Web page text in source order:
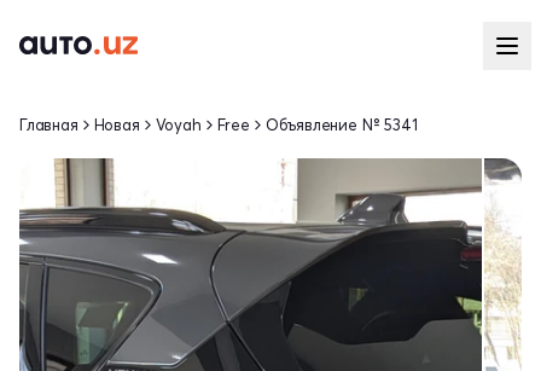
Главная Новая Voyah Free Объявление № 5341